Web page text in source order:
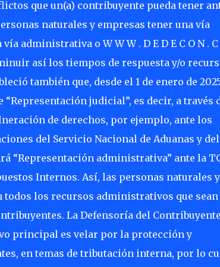
que un(a) contribuyente pueda tener
naturales y empresas tener una vía
administrativa o W W W . D E D E C O N . C
así los tiempos de respuesta y/o
también que, desde el 1 de enero de
judicial”, es decir, a través
de derechos, por ejemplo, ante los
del Servicio Nacional de Aduanas y del
“Representación administrativa” ante la
Internos. Así, las personas naturales y
todos los recursos administrativos que sean
La Defensoría del
principal es velar por la protección y
en temas de tributación interna, por lo